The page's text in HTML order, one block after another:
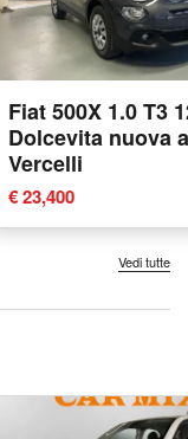
Fiat 500X 1.0 T3
Dolcevita nuova a
Vercelli
€ 23,400
Vedi tutte